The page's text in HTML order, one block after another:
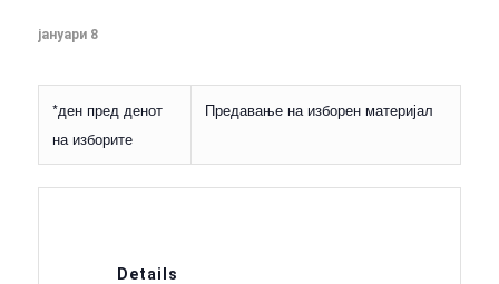
јануари 8
*ден пред денот
на изборите
Предавање на изборен материјал
Details